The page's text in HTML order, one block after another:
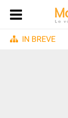
IN BREVE